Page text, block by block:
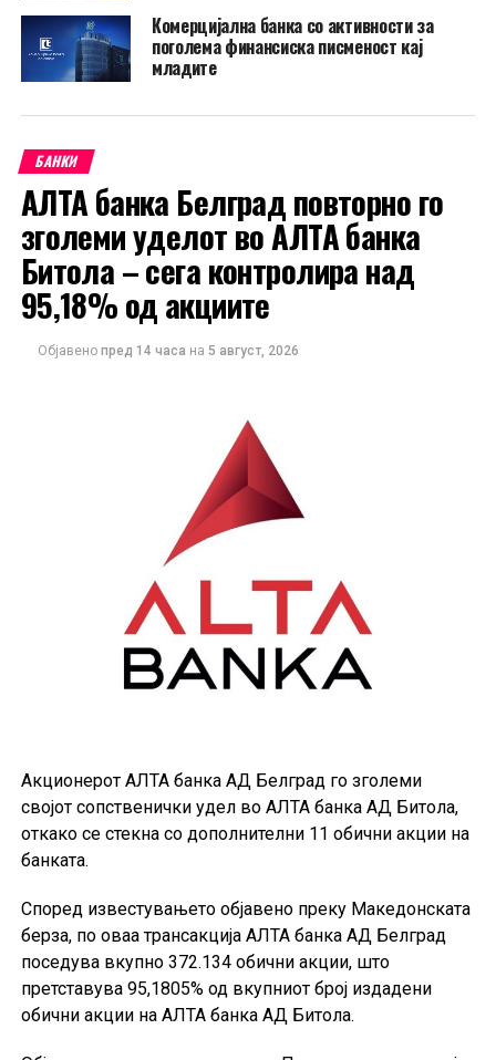
Комерцијална банка со активности за
поголема финансиска писменост кај
младите
БАНКИ
АЛТА банка Белград повторно го
зголеми уделот во АЛТА банка
Битола – сега контролира над
95,18% од акциите
Објавено пред 14 часа на 5 август, 2026
Акционерот АЛТА банка АД Белград го зголеми
својот сопственички удел во АЛТА банка АД Битола,
откако се стекна со дополнителни 11 обични акции на
банката.
Според известувањето објавено преку Македонската
берза, по оваа трансакција АЛТА банка АД Белград
поседува вкупно 372.134 обични акции, што
претставува 95,1805% од вкупниот број издадени
обични акции на АЛТА банка АД Битола.